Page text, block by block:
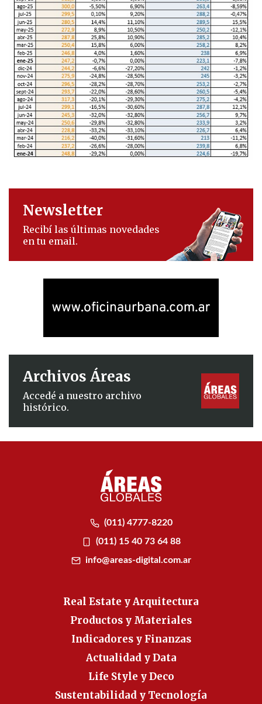
Newsletter
Recibí las últimas novedades
en tu email.
Archivos Áreas
Accedé a nuestro archivo
histórico.
(011) 4777-8220
(011) 15 40 73 64 88
info@areas-digital.com.ar
Real Estate y Arquitectura
Productos y Materiales
Indicadores y Finanzas
Actualidad y Data
Life Style y Deco
Sustentabilidad y Tecnología